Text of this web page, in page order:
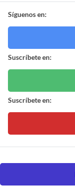
Síguenos en:
Suscríbete en:
Suscríbete en: